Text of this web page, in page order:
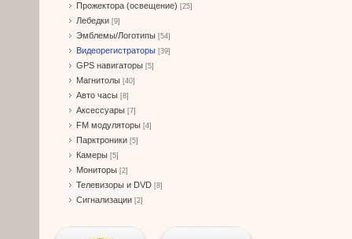
Прожектора (освещение) [25]
Лебедки [9]
Эмблемы/Логотипы [54]
Видеорегистраторы [39]
GPS навигаторы [5]
Магнитолы [40]
Авто часы [8]
Аксессуары [7]
FM модуляторы [4]
Парктроники [5]
Камеры [5]
Мониторы [2]
Телевизоры и DVD [8]
Сигнализации [2]